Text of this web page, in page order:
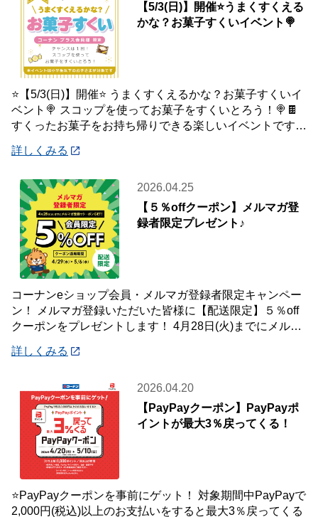
【5/3(日)】開催⭐️うまくすくえる
かな？お菓子すくいイベント🍭
⭐️【5/3(日)】開催⭐️ うまくすくえるかな？お菓子すくいイ
ベント🍭 スコップを使ってお菓子をすくいとろう！🍭🍫
すくったお菓子をお持ち帰りできる楽しいイベントです♪
詳しくみる
2026.04.25
【５％offクーポン】メルマガ登
録者限定プレゼント♪
コーナンeショップ会員・メルマガ登録者限定キャンペー
ン！ メルマガ登録いただいた皆様に【配送限定】５％off
クーポンをプレゼントします！ 4月28日(火)までにメルマ
詳しくみる
2026.04.20
【PayPayクーポン】PayPayポ
イントが最大3％戻ってくる！
⭐PayPayクーポンを事前にゲット！ 対象期間中PayPayで
2,000円(税込)以上のお支払いをすると最大3％戻ってくる